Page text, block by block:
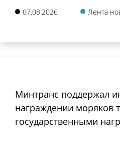
07.08.2026 Лента
Минтранс поддержал
награждении моряков
государственными